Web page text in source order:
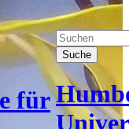
für
Suche